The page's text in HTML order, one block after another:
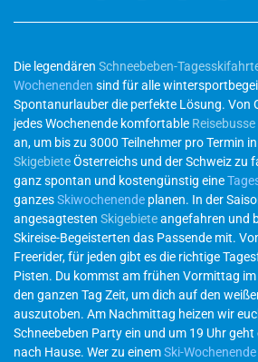
Die legendären Schneebeben-
Wochenenden sind für alle
Spontanurlauber die perfekte Lösung. Von
jedes Wochenende komfortable Reisebusse
an, um bis zu 3000 Teilnehmer pro Termin
SkigebieteÖsterreichs und der Schweiz zu
ganz spontan und kostengünstig eine
ganzesSkiwochenende planen. In der
angesagtesten Skigebieteangefahren und
Skireise-Begeisterten das Passende mit.
Freerider, für jeden gibt es die richtige
Pisten. Du kommst am frühen Vormittag
den ganzen Tag Zeit, um dich auf den
auszutoben. Am Nachmittag heizen wir
Schneebeben Party ein und um 19 Uhr
nach Hause. Wer zu einemSki-Wochenende